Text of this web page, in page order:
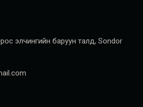
элчингийн баруун талд, Sondor